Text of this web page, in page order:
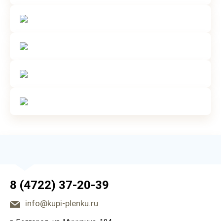
8 (4722) 37-20-39
info@kupi-plenku.ru